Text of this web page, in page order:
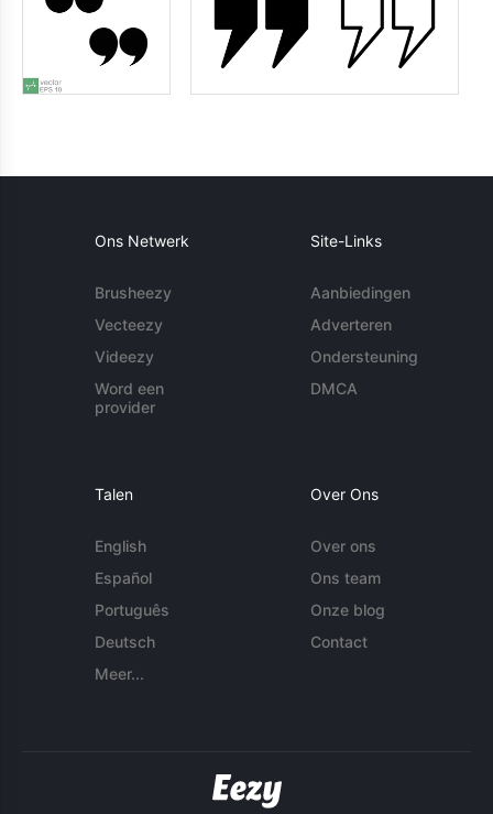
Ons Netwerk
Brusheezy
Vecteezy
Videezy
Word een
provider
Site-Links
Aanbiedingen
Adverteren
Ondersteuning
DMCA
Talen
English
Español
Português
Deutsch
Meer...
Over Ons
Over ons
Ons team
Onze blog
Contact